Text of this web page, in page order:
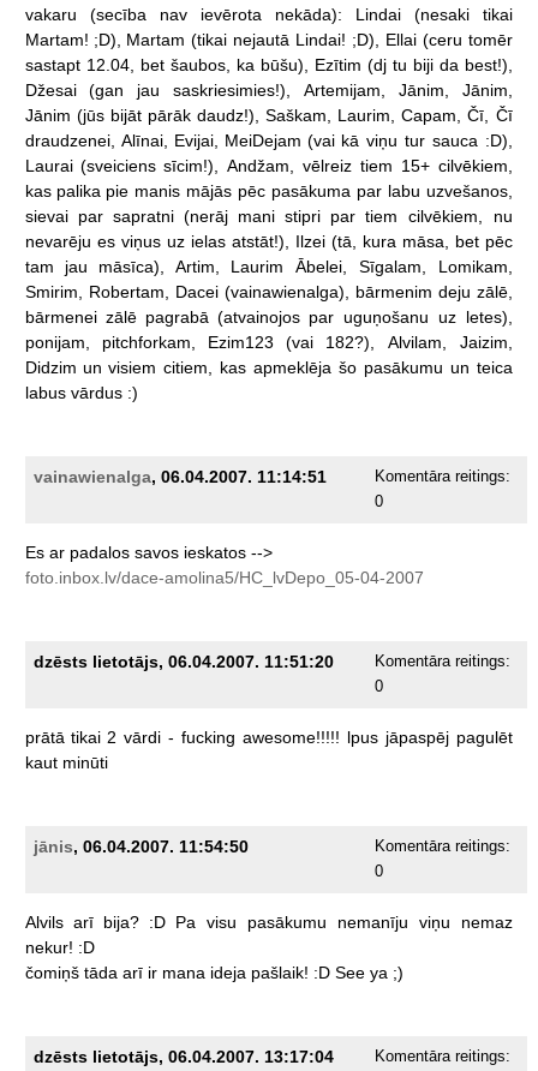
vakaru
(secība nav ievērota nekāda): Lindai (nesaki
tikai
Martam! ;D), Martam (tikai nejautā Lindai! ;D), Ellai (ceru tomēr
sastapt 12.04, bet šaubos, ka būšu), Ezītim (dj tu biji da best!),
Džesai
(gan jau saskriesimies!), Artemijam, Jānim,
Jānim,
Jānim (jūs bijāt pārāk daudz!), Saškam, Laurim, Capam, Čī,
Čī
draudzenei, Alīnai, Evijai, MeiDejam (vai kā viņu tur sauca :D),
Laurai (sveiciens sīcim!), Andžam, vēlreiz tiem 15+ cilvēkiem,
kas palika pie manis mājās pēc pasākuma par labu uzvešanos,
sievai par sapratni (nerāj mani stipri par tiem cilvēkiem,
nu
nevarēju es viņus uz ielas atstāt!), Ilzei (tā, kura māsa, bet pēc
tam
jau māsīca), Artim, Laurim Ābelei, Sīgalam,
Lomikam,
Smirim,
Robertam, Dacei (vainawienalga), bārmenim deju zālē,
bārmenei zālē pagrabā (atvainojos par uguņošanu uz letes),
ponijam,
pitchforkam, Ezim123 (vai 182?), Alvilam,
Jaizim,
Didzim un visiem citiem, kas apmeklēja šo pasākumu un teica
labus vārdus :)
vainawienalga, 06.04.2007. 11:14:51
Komentāra reitings:
0
Es ar padalos savos ieskatos -->
foto.inbox.lv/dace-amolina5/HC_lvDepo_05-04-2007
dzēsts lietotājs, 06.04.2007. 11:51:20
Komentāra reitings:
0
prātā tikai 2 vārdi - fucking awesome!!!!! lpus jāpaspēj pagulēt
kaut minūti
jānis, 06.04.2007. 11:54:50
Komentāra reitings:
0
Alvils arī bija? :D Pa visu pasākumu nemanīju viņu
nemaz
nekur! :D
čomiņš tāda arī ir mana ideja pašlaik! :D See ya ;)
dzēsts lietotājs, 06.04.2007. 13:17:04
Komentāra reitings: